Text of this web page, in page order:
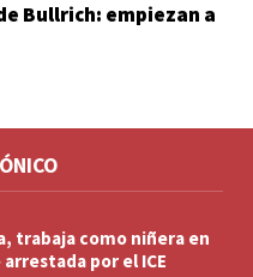
Bullrich: empiezan a
trabaja como niñera en
arrestada por el ICE